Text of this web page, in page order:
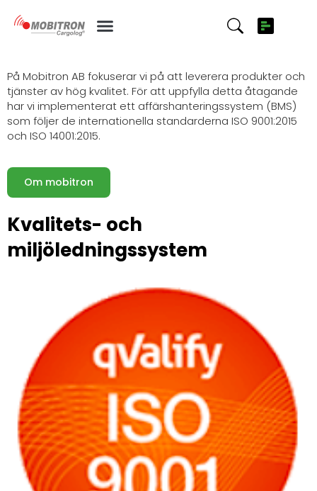
Vi är certifierade!
På Mobitron AB fokuserar vi på att leverera produkter och
tjänster av hög kvalitet. För att uppfylla detta åtagande
har vi implementerat ett affärshanteringssystem (BMS)
som följer de internationella standarderna ISO 9001:2015
och ISO 14001:2015.
Om mobitron
Kvalitets- och
miljöledningssystem